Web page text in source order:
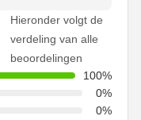
Hieronder volgt de
verdeling van alle
beoordelingen
100%
0%
0%